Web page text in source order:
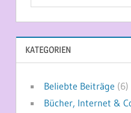
KATEGORIEN
Beliebte Beiträge (6)
Bücher, Internet &